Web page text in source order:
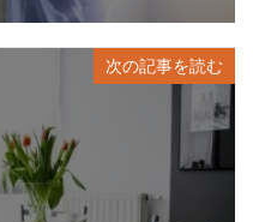
次の記事を読む